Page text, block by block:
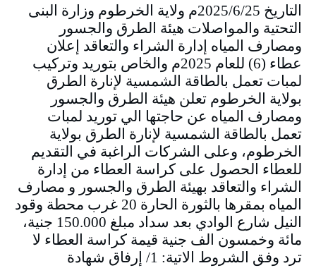
التاريخ 2025/6/25م ولاية الخرطوم وزارة البنى
التحتية والمواصلات هيئة الطرق والجسور
ومصارف المياه إدارة الشراء والتعاقد إعلان
عطاء (6) للعام 2025م والخاص بتوريد وتركيب
لمبات تعمل بالطاقة الشمسية لإنارة الطرق
بولاية الخرطوم تعلن هيئة الطرق والجسور
ومصارف المياه عن حاجتها الي توريد لمبات
تعمل بالطاقة الشمسية لإنارة الطرق بولاية
الخرطوم، وعلى الشركات الراغبة في التقديم
للعطاء الحصول على كراسة العطاء من إدارة
الشراء والتعاقد بهيئة الطرق والجسور و مصارف
المياه بمقرها بالثورة الحارة 20 غرب محطة وقود
النيل شارع الوادي بعد سداد مبلغ 150.000 جنية،
مائة وخمسون الف جنية قيمة كراسة العطاء لا
ترد وفق الشروط الاتية: 1/ إرفاق شهادة